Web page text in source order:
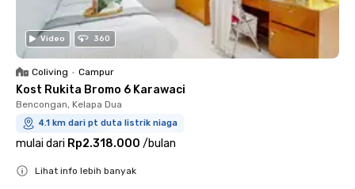
Video 360
Coliving • Campur
Kost Rukita Bromo 6 Karawaci
Bencongan, Kelapa Dua
4.1 km dari pt duta listrik niaga
mulai dari Rp2.318.000 /bulan
Lihat info lebih banyak